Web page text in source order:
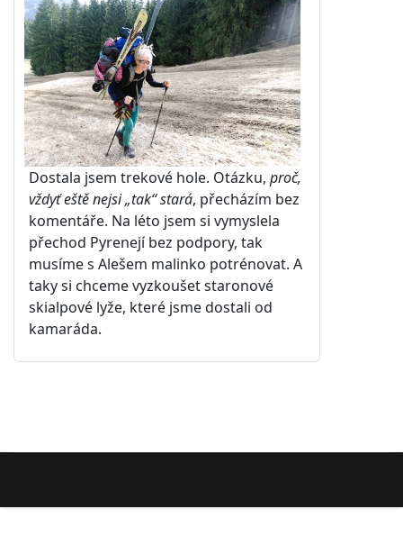
Dostala jsem trekové hole. Otázku, proč,
vždyť eště nejsi „tak“ stará, přecházím bez
komentáře. Na léto jsem si vymyslela
přechod Pyrenejí bez podpory, tak
musíme s Alešem malinko potrénovat. A
taky si chceme vyzkoušet staronové
skialpové lyže, které jsme dostali od
kamaráda.